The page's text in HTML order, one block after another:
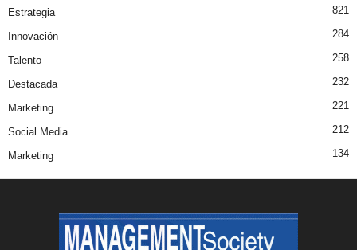
Estrategia 821
Innovación 284
Talento 258
Destacada 232
Marketing 221
Social Media 212
Marketing 134